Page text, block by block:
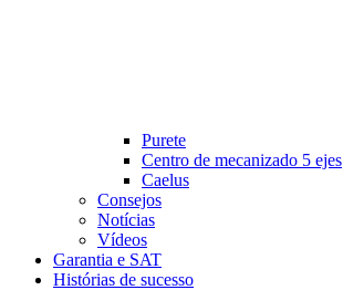
Purete
Centro de mecanizado 5 ejes
Caelus
Consejos
Notícias
Vídeos
Garantia e SAT
Histórias de sucesso